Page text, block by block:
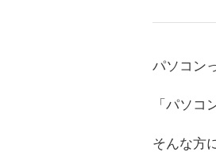
パソコン
「パソ
そんな方